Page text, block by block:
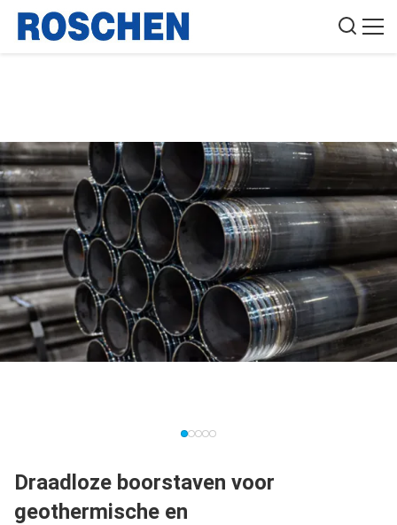
Draadloze boorstaven voor
geothermische en